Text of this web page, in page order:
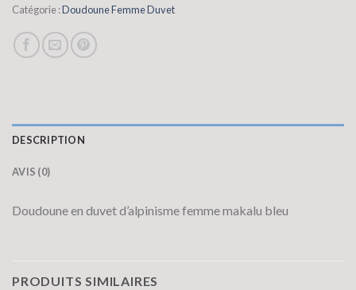
Catégorie :Doudoune Femme Duvet
DESCRIPTION
AVIS (0)
Doudoune en duvet d’alpinisme femme makalu bleu
PRODUITS SIMILAIRES